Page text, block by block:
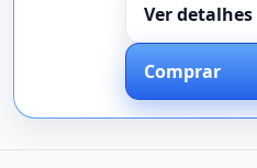
Ver detalhes
Comprar